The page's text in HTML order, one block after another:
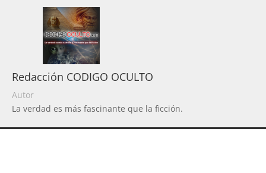
Redacción CODIGO OCULTO
Autor
La verdad es más fascinante que la ficción.